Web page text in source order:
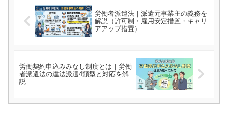
労働者派遣法｜派遣元事業主の義務を
解説（許可制・雇用安定措置・キャリ
アアップ措置）
労働契約申込みみなし制度とは｜労働
者派遣法の違法派遣4類型と対応を解
説